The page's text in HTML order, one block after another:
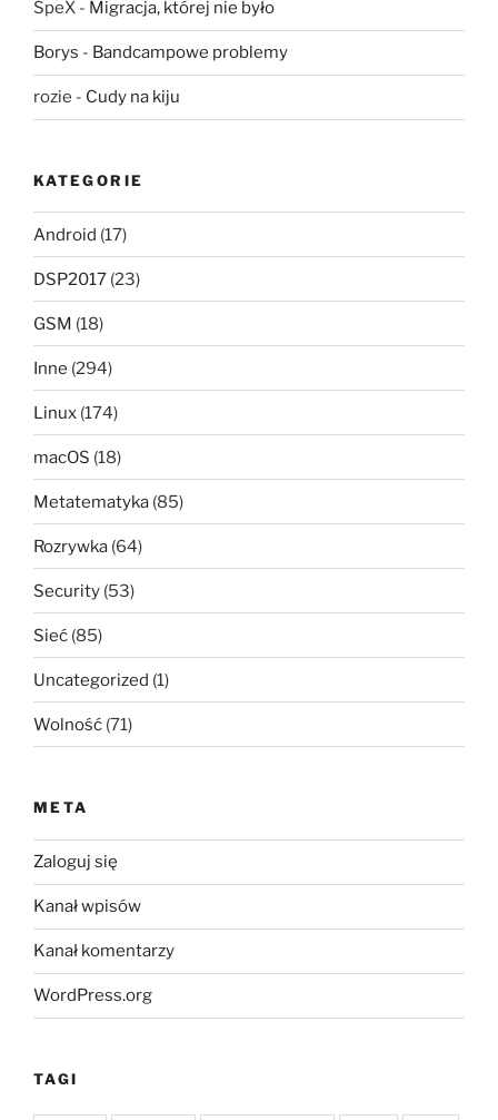
SpeX - Migracja, której nie było
Borys - Bandcampowe problemy
rozie - Cudy na kiju
KATEGORIE
Android (17)
DSP2017 (23)
GSM (18)
Inne (294)
Linux (174)
macOS (18)
Metatematyka (85)
Rozrywka (64)
Security (53)
Sieć (85)
Uncategorized (1)
Wolność (71)
META
Zaloguj się
Kanał wpisów
Kanał komentarzy
WordPress.org
TAGI